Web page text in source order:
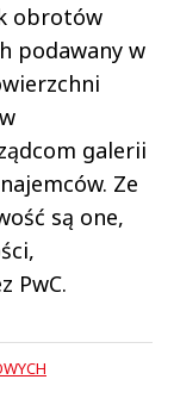
obrotów
podawany w
galerii
Ze
są one,
PwC.